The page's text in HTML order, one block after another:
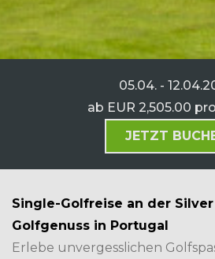
05.04. -
ab EUR 2,505.00
JETZT
Single-Golfreise an der Silver
Golfgenuss in Portugal
Erlebe unvergesslichen